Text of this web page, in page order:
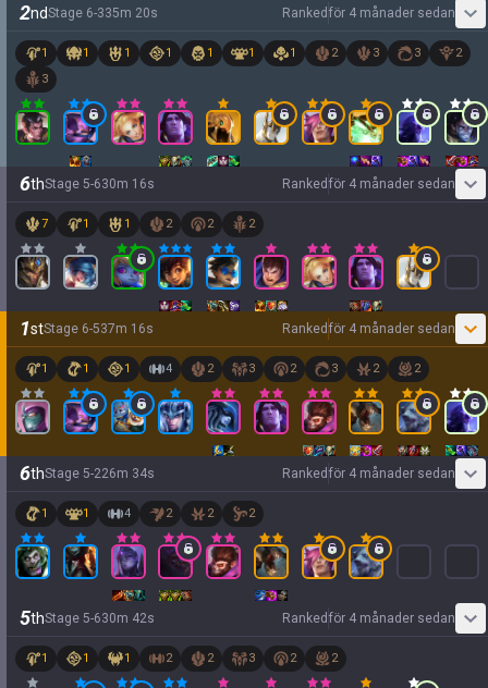
2ndStage 6-335m 20s Ranked för 4 månader sedan
1 1 1 1 1 1 1 2 3 3
2
3
6thStage 5-630m 16s Ranked för 4 månader sedan
7 1 1 2 2 2
1stStage 6-537m 16s Ranked för 4 månader sedan
1 1 1 4 2 3 2 3 2 2
6thStage 5-226m 34s Ranked för 4 månader sedan
1 1 4 2 2 2
5thStage 5-630m 42s Ranked för 4 månader sedan
1 1 1 2 2 3 2 2